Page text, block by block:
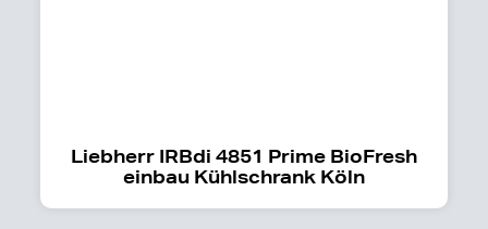
Liebherr IRBdi 4851 Prime BioFresh
einbau Kühlschrank Köln